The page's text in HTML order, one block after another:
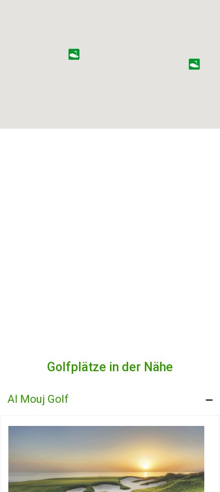
Golfplätze in der Nähe
Al Mouj Golf